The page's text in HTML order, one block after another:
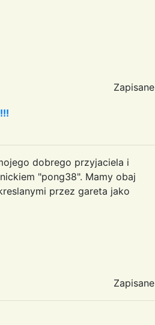
Zapisane
dobrego przyjaciela i
"pong38". Mamy obaj
przez gareta jako
Zapisane